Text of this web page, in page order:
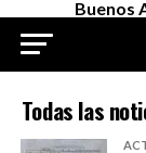
Buenos
Todas las